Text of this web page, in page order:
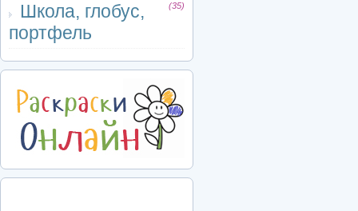
Школа, глобус,
портфель
(35)